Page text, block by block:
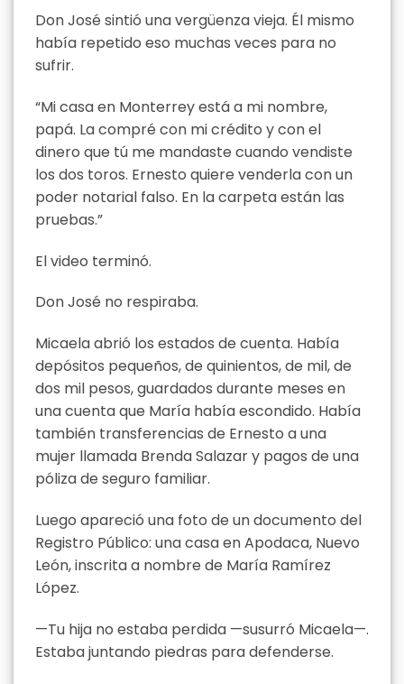
Don José sintió una vergüenza vieja. Él mismo
había repetido eso muchas veces para no
sufrir.
“Mi casa en Monterrey está a mi nombre,
papá. La compré con mi crédito y con el
dinero que tú me mandaste cuando vendiste
los dos toros. Ernesto quiere venderla con un
poder notarial falso. En la carpeta están las
pruebas.”
El video terminó.
Don José no respiraba.
Micaela abrió los estados de cuenta. Había
depósitos pequeños, de quinientos, de mil, de
dos mil pesos, guardados durante meses en
una cuenta que María había escondido. Había
también transferencias de Ernesto a una
mujer llamada Brenda Salazar y pagos de una
póliza de seguro familiar.
Luego apareció una foto de un documento del
Registro Público: una casa en Apodaca, Nuevo
León, inscrita a nombre de María Ramírez
López.
—Tu hija no estaba perdida —susurró Micaela—.
Estaba juntando piedras para defenderse.